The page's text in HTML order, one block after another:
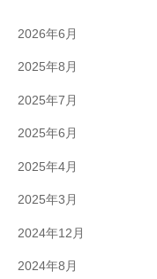
2026年6月
2025年8月
2025年7月
2025年6月
2025年4月
2025年3月
2024年12月
2024年8月